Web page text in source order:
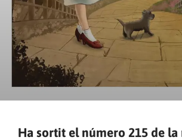
Ha sortit el número 215 de la